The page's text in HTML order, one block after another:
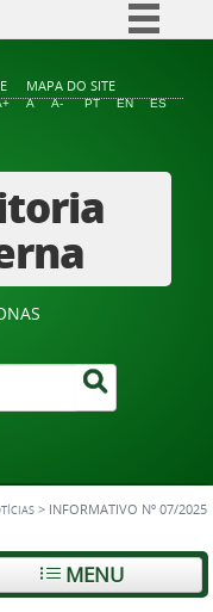
Comunica BR
à informação
Legislação
Canais
MAPA DO SITE
A A- PT EN ES
> INFORMATIVO Nº 07/2025
MENU